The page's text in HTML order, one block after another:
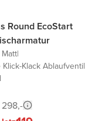
Round EcoStart
|
Klack Ablaufventil